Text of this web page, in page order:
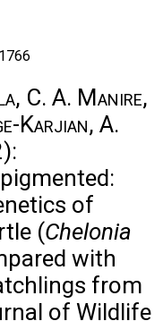
C. A. Manire,
Karjian, A.
of
(Chelonia
with
from
of Wildlife